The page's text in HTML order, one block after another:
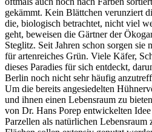
gekämmt. Kein Blättchen verunziert
die, biologisch betrachtet, nicht viel
geht, beweisen die Gärtner der
Steglitz. Seit Jahren schon sorgen sie
für artenreiches Grün. Viele Käfer,
dieses Paradies für sich entdeckt,
Berlin noch nicht sehr häufig
Um die bereits angesiedelten
und ihnen einen Lebensraum zu
von Dr. Hans Porep entwickelten
Parzellen als natürlichen